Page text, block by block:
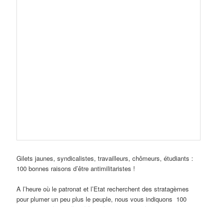
Gilets jaunes, syndicalistes, travailleurs, chômeurs, étudiants :
100 bonnes raisons d’être antimilitaristes !
A l’heure où le patronat et l’Etat recherchent des stratagèmes
pour plumer un peu plus le peuple, nous vous indiquons 100